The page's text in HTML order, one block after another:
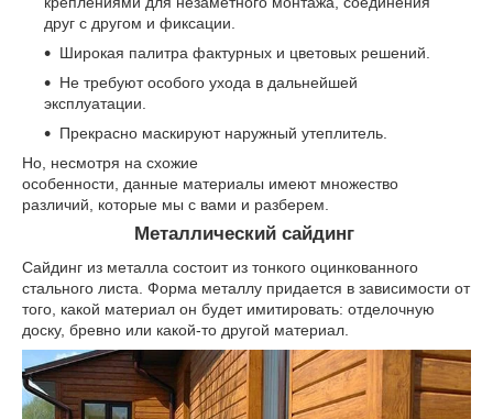
друг с другом и фиксации.
Широкая палитра фактурных и цветовых решений.
Не требуют особого ухода в дальнейшей
эксплуатации.
Прекрасно маскируют наружный утеплитель.
Но, несмотря на схожие
особенности, данные материалы имеют множество
различий, которые мы с вами и разберем.
Металлический сайдинг
Сайдинг из металла состоит из тонкого оцинкованного
стального листа. Форма металлу придается в зависимости от
того, какой материал он будет имитировать: отделочную
доску, бревно или какой-то другой материал.